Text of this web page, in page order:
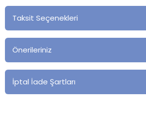
Taksit Seçenekleri
Önerileriniz
İptal İade Şartları